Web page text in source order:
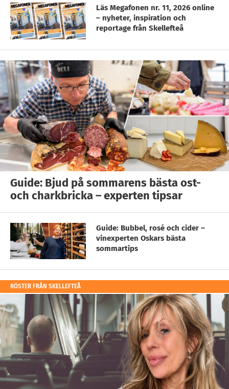
Läs Megafonen nr. 11, 2026 online
– nyheter, inspiration och
reportage från Skellefteå
Guide: Bjud på sommarens bästa ost-
och charkbricka – experten tipsar
Guide: Bubbel, rosé och cider –
vinexperten Oskars bästa
sommartips
RÖSTER FRÅN SKELLEFTEÅ